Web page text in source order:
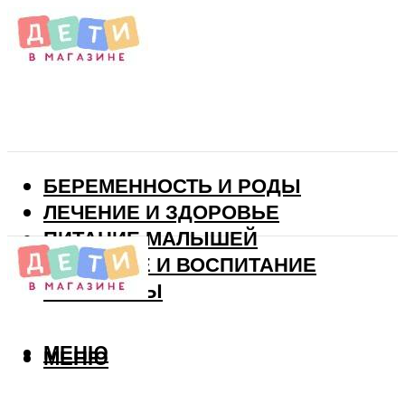
БЕРЕМЕННОСТЬ И РОДЫ
ЛЕЧЕНИЕ И ЗДОРОВЬЕ
ПИТАНИЕ МАЛЫШЕЙ
РАЗВИТИЕ И ВОСПИТАНИЕ
ВИТАМИНЫ
МЕНЮ
МЕНЮ